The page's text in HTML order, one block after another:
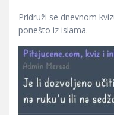
Pridruži se dnevnom
ponešto iz islama.